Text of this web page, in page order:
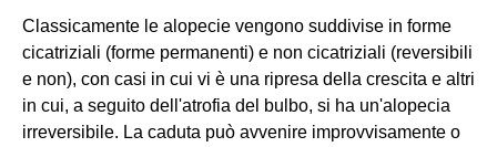
Classicamente le alopecie vengono suddivise in forme
cicatriziali (forme permanenti) e non cicatriziali (reversibili
e non), con casi in cui vi è una ripresa della crescita e altri
in cui, a seguito dell'atrofia del bulbo, si ha un'alopecia
irreversibile. La caduta può avvenire improvvisamente o